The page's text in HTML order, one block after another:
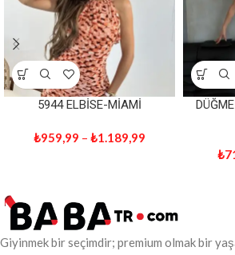
5944 ELBİSE-MİAMİ
₺959,99 – ₺1.189,99
₺
Giyinmek bir seçimdir; premium olmak bir